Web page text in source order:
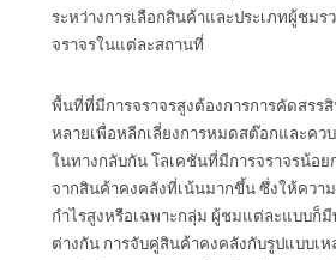
ระหว่างการเลือกสินค้าและประเภทผู้ชมร
จราจรในแต่ละสถานที่
พื้นที่ที่มีการจราจรสูงต้องการการคัดสรร
หลายเพื่อหลีกเลี่ยงการหมดสต๊อกและคว
ในทางกลับกัน โลเคชันที่มีการจราจรน้อย
จากสินค้าคงคลังที่เน้นมากขึ้น ซึ่งให้ควา
กำไรสูงหรือเฉพาะกลุ่ม ผู้ชมแต่ละแบบก็
ต่างกัน การจับคู่สินค้าคงคลังกับรูปแบบเห